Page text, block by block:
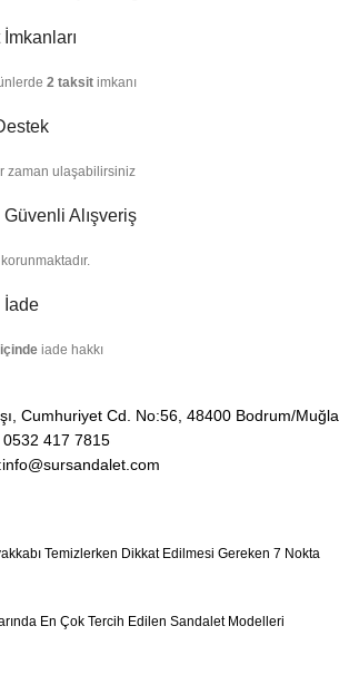
2 taksitimkanı
zaman ulaşabilirsiniz
Alışveriş
İade
iade hakkı
Cumhuriyet Cd. No:56, 48400 Bodrum/Muğla
0532 417 7815
Temizlerken Dikkat Edilmesi Gereken 7 Nokta
En Çok Tercih Edilen Sandalet Modelleri